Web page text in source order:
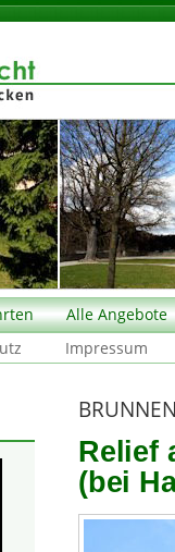
Alle Angebote
Impressum
Relief
(bei